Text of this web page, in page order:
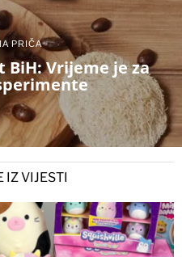
PRIČA
Vrijeme je za
IZ VIJESTI